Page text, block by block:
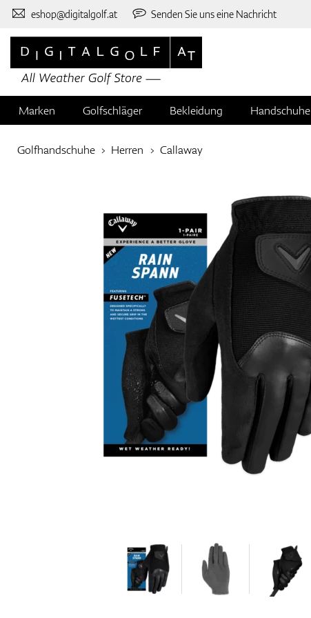
eshop@digitalgolf.at Senden Sie uns eine Nachricht
Marken Golfschläger Bekleidung Handschuhe
Golfhandschuhe Herren Callaway